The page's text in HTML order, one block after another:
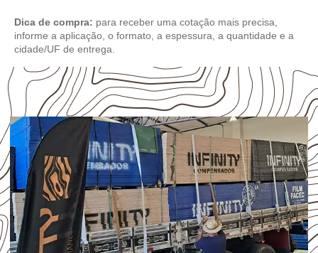
Dica de compra: para receber uma cotação mais precisa,
informe a aplicação, o formato, a espessura, a quantidade e a
cidade/UF de entrega.